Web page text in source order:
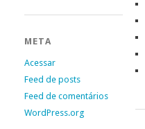
META
Acessar
Feed de posts
Feed de comentários
WordPress.org